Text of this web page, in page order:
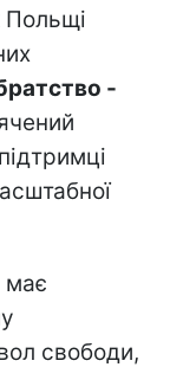
Польщі
-
має
свободи,